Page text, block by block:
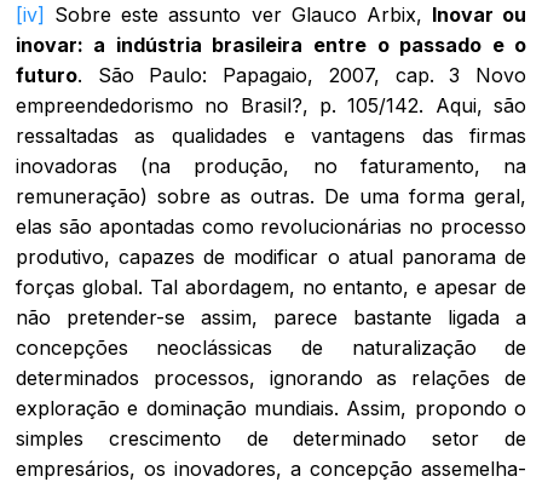
[iv] Sobre este assunto ver Glauco Arbix, Inovar ou
inovar: a indústria brasileira entre o passado e o
futuro. São Paulo: Papagaio, 2007, cap. 3 Novo
empreendedorismo no Brasil?, p. 105/142. Aqui, são
ressaltadas as qualidades e vantagens das firmas
inovadoras (na produção, no faturamento, na
remuneração) sobre as outras. De uma forma geral,
elas são apontadas como revolucionárias no processo
produtivo, capazes de modificar o atual panorama de
forças global. Tal abordagem, no entanto, e apesar de
não pretender-se assim, parece bastante ligada a
concepções neoclássicas de naturalização de
determinados processos, ignorando as relações de
exploração e dominação mundiais. Assim, propondo o
simples crescimento de determinado setor de
empresários, os inovadores, a concepção assemelha-